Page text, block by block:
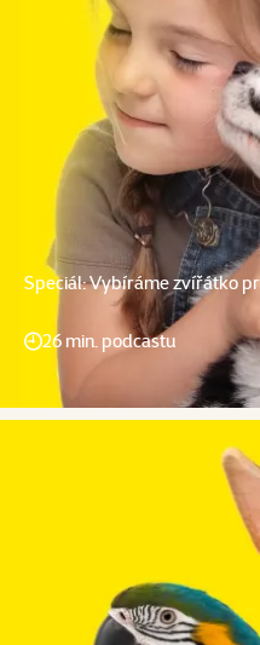
Speciál: Vybíráme zvířátko
26 min. podcastu